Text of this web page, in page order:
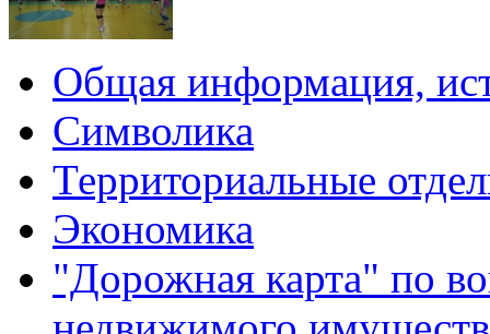
Общая информация,
Символика
Территориальные
Экономика
"Дорожная карта" по